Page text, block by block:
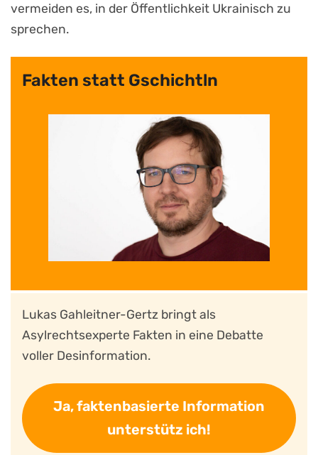
vermeiden es, in der Öffentlichkeit Ukrainisch zu
sprechen.
Fakten statt Gschichtln
Lukas Gahleitner-Gertz bringt als
Asylrechtsexperte Fakten in eine Debatte
voller Desinformation.
Ja, faktenbasierte Information
unterstütz ich!